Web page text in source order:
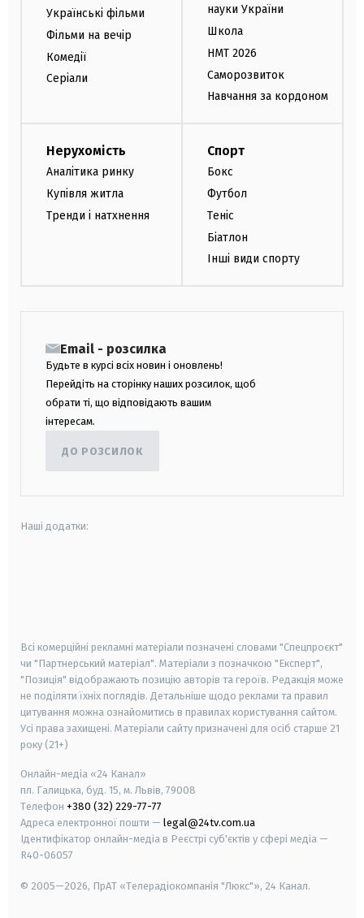
Українські фільми
Фільми на вечір
Комедії
Серіали
науки України
Школа
НМТ 2026
Саморозвиток
Навчання за кордоном
Нерухомість
Аналітика ринку
Купівля житла
Тренди і натхнення
Спорт
Бокс
Футбол
Теніс
Біатлон
Інші види спорту
Email - розсилка
Будьте в курсі всіх новин і оновлень!
Перейдіть на сторінку наших розсилок, щоб
обрати ті, що відповідають вашим
інтересам.
ДО РОЗСИЛОК
Наші додатки:
Всі комерційні рекламні матеріали позначені словами "Спецпроєкт"
чи "Партнерський матеріал". Матеріали з позначкою "Експерт",
"Позиція" відображають позицію авторів та героїв. Редакція може
не поділяти їхніх поглядів. Детальніше щодо реклами та правил
цитування можна ознайомитись в правилах користування сайтом.
Усі права захищені. Матеріали сайту призначені для осіб старше 21
року (21+)
Онлайн-медіа «24 Канал»
пл. Галицька, буд. 15, м. Львів, 79008
Телефон +380 (32) 229-77-77
Адреса електронної пошти — legal@24tv.com.ua
Ідентифікатор онлайн-медіа в Реєстрі суб'єктів у сфері медіа —
R40-06057
© 2005—2026, ПрАТ «Телерадіокомпанія "Люкс"», 24 Канал.